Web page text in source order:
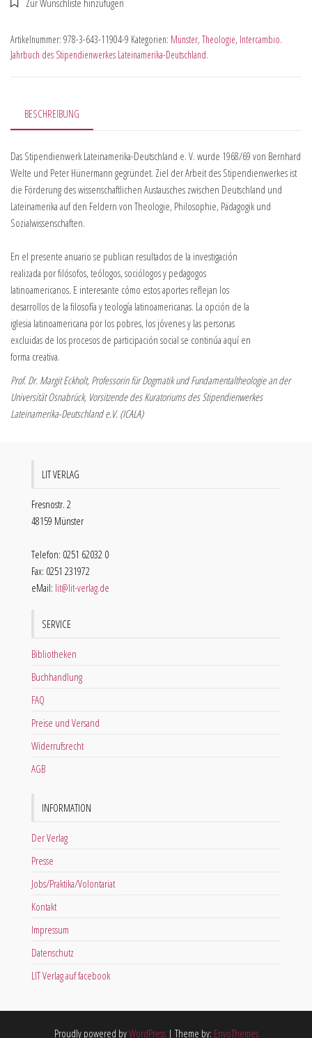
Artikelnummer: 978-3-643-11904-9 Kategorien: Münster, Theologie, Intercambio.
Jahrbuch des Stipendienwerkes Lateinamerika-Deutschland.
BESCHREIBUNG
Das Stipendienwerk Lateinamerika-Deutschland e. V. wurde 1968/69 von Bernhard
Welte und Peter Hünermann gegründet. Ziel der Arbeit des Stipendienwerkes ist
die Förderung des wissenschaftlichen Austausches zwischen Deutschland und
Lateinamerika auf den Feldern von Theologie, Philosophie, Pädagogik und
Sozialwissenschaften.
En el presente anuario se publican resultados de la investigación
realizada por filósofos, teólogos, sociólogos y pedagogos
latinoamericanos. E interesante cómo estos aportes reflejan los
desarrollos de la filosofía y teología latinoamericanas. La opción de la
iglesia latinoamericana por los pobres, los jóvenes y las personas
excluidas de los procesos de participación social se continúa aquí en
forma creativa.
Prof. Dr. Margit Eckholt, Professorin für Dogmatik und Fundamentaltheologie an der
Universität Osnabrück, Vorsitzende des Kuratoriums des Stipendienwerkes
Lateinamerika-Deutschland e.V. (ICALA)
LIT VERLAG
Fresnostr. 2
48159 Münster
Telefon: 0251 62032 0
Fax: 0251 231972
eMail: lit@lit-verlag.de
SERVICE
Bibliotheken
Buchhandlung
FAQ
Preise und Versand
Widerrufsrecht
AGB
INFORMATION
Der Verlag
Presse
Jobs/Praktika/Volontariat
Kontakt
Impressum
Datenschutz
LIT Verlag auf facebook
Proudly powered byWordPress | Theme by: EnvoThemes